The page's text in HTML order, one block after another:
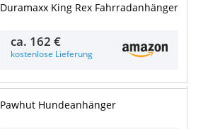
Duramaxx King Rex Fahrradanhänger
ca. 162 €
kostenlose Lieferung
Pawhut Hundeanhänger